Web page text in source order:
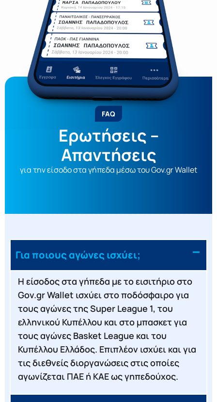
FAQ
Ερωτήσεις –
Απαντήσεις
για την είσοδο στα γήπεδα μέσω του Gov.gr Wallet
Για ποιους αγώνες ισχύει;
Η είσοδος στα γήπεδα με το εισιτήριο στο
Gov.gr Wallet ισχύει στο ποδόσφαιρο για
τους αγώνες της Super League 1, του
ελληνικού Κυπέλλου και στο μπασκετ για
τους αγώνες Basket League και του
Κυπέλλου Ελλάδος. Επιπλέον ισχύει και για
τις διεθνείς διοργανώσεις στις οποίες
αγωνίζεται ΠΑΕ ή ΚΑΕ ως γηπεδούχος.